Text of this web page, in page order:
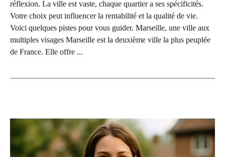
réflexion. La ville est vaste, chaque quartier a ses spécificités.
Votre choix peut influencer la rentabilité et la qualité de vie.
Voici quelques pistes pour vous guider. Marseille, une ville aux
multiples visages Marseille est la deuxième ville la plus peuplée
de France. Elle offre ...